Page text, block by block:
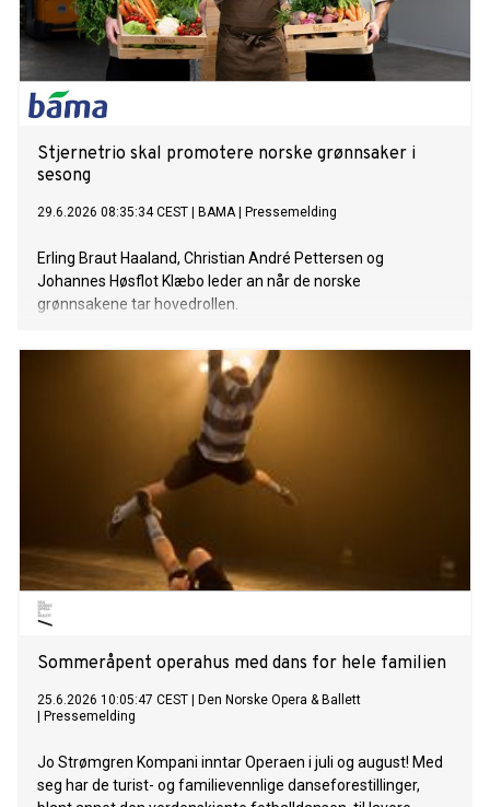
Stjernetrio skal promotere norske grønnsaker i
sesong
29.6.2026 08:35:34 CEST BAMA| Pressemelding
Erling Braut Haaland, Christian André Pettersen og
Johannes Høsflot Klæbo leder an når de norske
grønnsakene tar hovedrollen.
Sommeråpent operahus med dans for hele familien
25.6.2026 10:05:47 CEST
Den Norske Opera & Ballett
Pressemelding
Jo Strømgren Kompani inntar Operaen i juli og august! Med
seg har de turist- og familievennlige danseforestillinger,